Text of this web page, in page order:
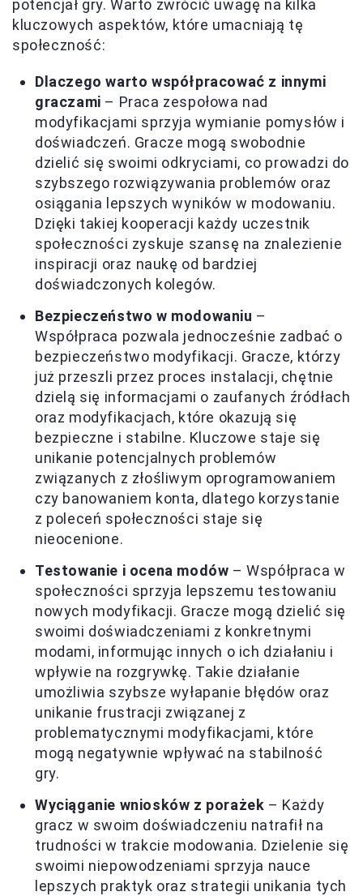
potencjał gry. Warto zwrócić uwagę na kilka
kluczowych aspektów, które umacniają tę
społeczność:
Dlaczego warto współpracować z innymi
graczami – Praca zespołowa nad
modyfikacjami sprzyja wymianie pomysłów i
doświadczeń. Gracze mogą swobodnie
dzielić się swoimi odkryciami, co prowadzi do
szybszego rozwiązywania problemów oraz
osiągania lepszych wyników w modowaniu.
Dzięki takiej kooperacji każdy uczestnik
społeczności zyskuje szansę na znalezienie
inspiracji oraz naukę od bardziej
doświadczonych kolegów.
Bezpieczeństwo w modowaniu –
Współpraca pozwala jednocześnie zadbać o
bezpieczeństwo modyfikacji. Gracze, którzy
już przeszli przez proces instalacji, chętnie
dzielą się informacjami o zaufanych źródłach
oraz modyfikacjach, które okazują się
bezpieczne i stabilne. Kluczowe staje się
unikanie potencjalnych problemów
związanych z złośliwym oprogramowaniem
czy banowaniem konta, dlatego korzystanie
z poleceń społeczności staje się
nieocenione.
Testowanie i ocena modów – Współpraca w
społeczności sprzyja lepszemu testowaniu
nowych modyfikacji. Gracze mogą dzielić się
swoimi doświadczeniami z konkretnymi
modami, informując innych o ich działaniu i
wpływie na rozgrywkę. Takie działanie
umożliwia szybsze wyłapanie błędów oraz
unikanie frustracji związanej z
problematycznymi modyfikacjami, które
mogą negatywnie wpływać na stabilność
gry.
Wyciąganie wniosków z porażek – Każdy
gracz w swoim doświadczeniu natrafił na
trudności w trakcie modowania. Dzielenie się
swoimi niepowodzeniami sprzyja nauce
lepszych praktyk oraz strategii unikania tych